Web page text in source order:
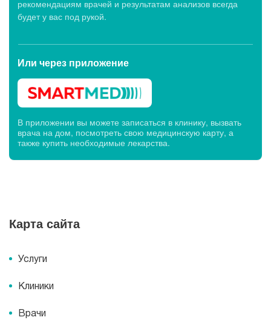
рекомендациям врачей и результатам анализов всегда
будет у вас под рукой.
Или через приложение
В приложении вы можете записаться в клинику, вызвать
врача на дом, посмотреть свою медицинскую карту, а
также купить необходимые лекарства.
Карта сайта
Услуги
Клиники
Врачи